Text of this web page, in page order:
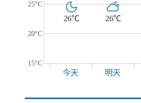
25°C
20°C
15°C
26℃ 26℃
今天 明天